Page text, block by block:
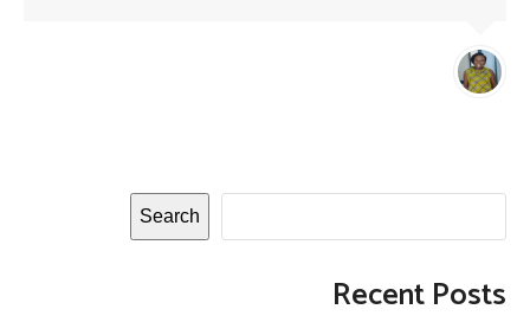
Search
Recent Posts